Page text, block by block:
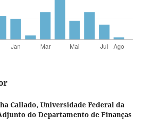
Callado, Universidade Federal da
do Departamento de Finanças